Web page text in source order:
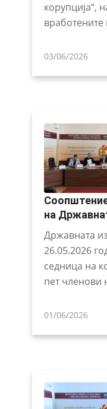
корупција“,
03/06/2026
на
Државната
26.05.2026
седница на
пет членови
01/06/2026